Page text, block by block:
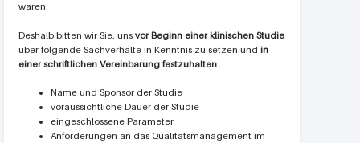
waren.
Deshalb bitten wir Sie, uns vor Beginn einer klinischen Studie
über folgende Sach­verhalte in Kenntnis zu setzen und in
einer schriftlichen Vereinbarung festzuhalten:
Name und Sponsor der Studie
voraussichtliche Dauer der Studie
eingeschlossene Parameter
Anforderungen an das Qualitätsmanagement im